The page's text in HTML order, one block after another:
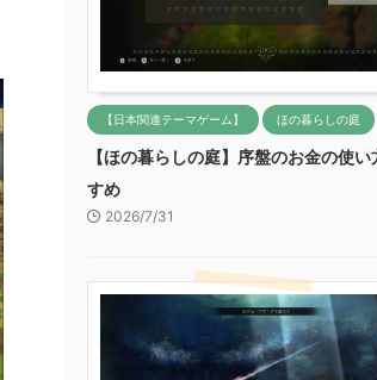
【日本関連テーマゲーム】 ほの暮らしの庭
【ほの暮らしの庭】序盤のお金の使
すめ
2026/7/31